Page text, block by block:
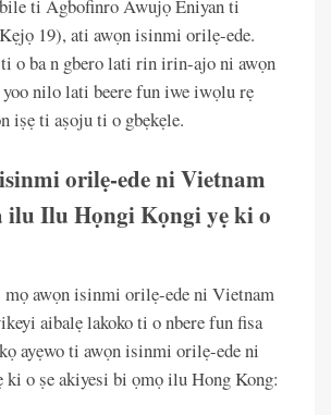
ti Agbofinro Awujọ Eniyan ti
19), ati awọn isinmi orilẹ-ede.
o ba n gbero lati rin irin-ajo ni awọn
nilo lati beere fun iwe iwọlu rẹ
iṣẹ ti aṣoju ti o gbẹkẹle.
orilẹ-ede ni Vietnam
ilu Ilu Họngi Kọngi yẹ ki o
mọ awọn isinmi orilẹ-ede ni Vietnam
aibalẹ lakoko ti o nbere fun fisa
ayẹwo ti awọn isinmi orilẹ-ede ni
o ṣe akiyesi bi ọmọ ilu Hong Kong: